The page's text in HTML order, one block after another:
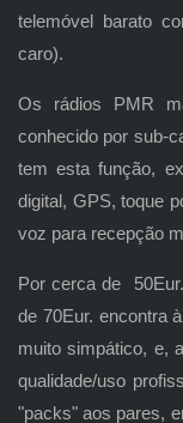
telemóvel barato
caro).
Os rádios PMR
conhecido por sub-
tem esta função,
digital, GPS, toque
voz para recepção
Por cerca de
de 70Eur. encontra
muito simpático, e,
qualidade/uso
"packs" aos pares,